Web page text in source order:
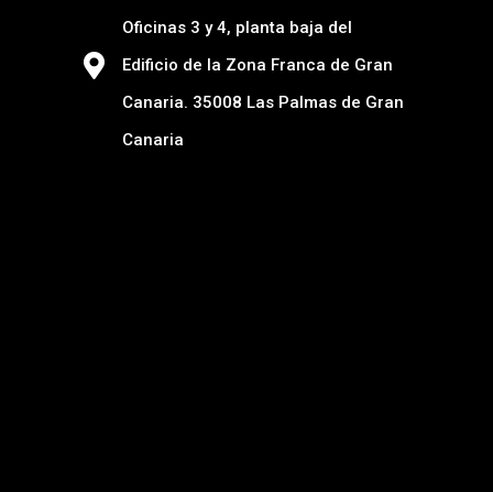
Oficinas 3 y 4, planta baja del
Edificio de la Zona Franca de Gran
Canaria. 35008 Las Palmas de Gran
Canaria